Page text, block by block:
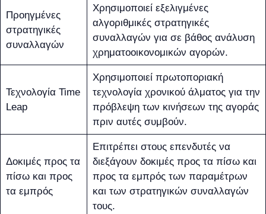
Προηγμένες
στρατηγικές
συναλλαγών
Χρησιμοποιεί εξελιγμένες
αλγοριθμικές στρατηγικές
συναλλαγών για σε βάθος ανάλυση
χρηματοοικονομικών αγορών.
Τεχνολογία Time
Leap
Χρησιμοποιεί πρωτοποριακή
τεχνολογία χρονικού άλματος για την
πρόβλεψη των κινήσεων της αγοράς
πριν αυτές συμβούν.
Δοκιμές προς τα
πίσω και προς
τα εμπρός
Επιτρέπει στους επενδυτές να
διεξάγουν δοκιμές προς τα πίσω και
προς τα εμπρός των παραμέτρων
και των στρατηγικών συναλλαγών
τους.